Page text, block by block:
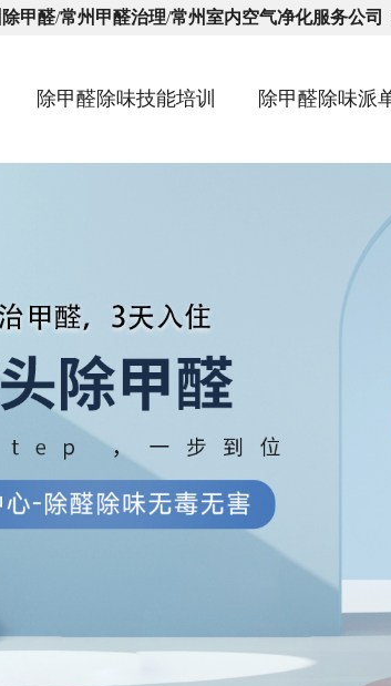
甲醛/常州甲醛治理/常州室内空气净化服务公司
除甲醛除味技能培训 除甲醛除味派